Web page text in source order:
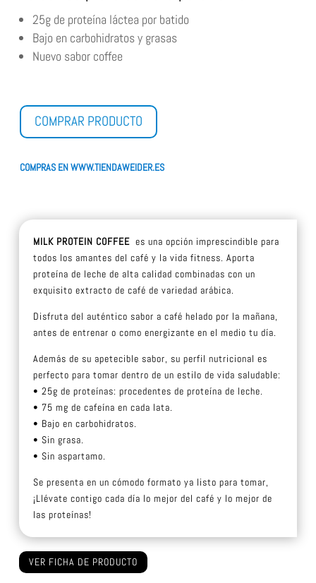
25g de proteína láctea por batido
Bajo en carbohidratos y grasas
Nuevo sabor coffee
COMPRAR PRODUCTO
COMPRAS EN WWW.TIENDAWEIDER.ES
MILK PROTEIN COFFEE es una opción imprescindible para
todos los amantes del café y la vida fitness. Aporta
proteína de leche de alta calidad combinadas con un
exquisito extracto de café de variedad arábica.
Disfruta del auténtico sabor a café helado por la mañana,
antes de entrenar o como energizante en el medio tu día.
Además de su apetecible sabor, su perfil nutricional es
perfecto para tomar dentro de un estilo de vida saludable:
• 25g de proteínas: procedentes de proteína de leche.
• 75 mg de cafeína en cada lata.
• Bajo en carbohidratos.
• Sin grasa.
• Sin aspartamo.
Se presenta en un cómodo formato ya listo para tomar,
¡Llévate contigo cada día lo mejor del café y lo mejor de
las proteínas!
VER FICHA DE PRODUCTO